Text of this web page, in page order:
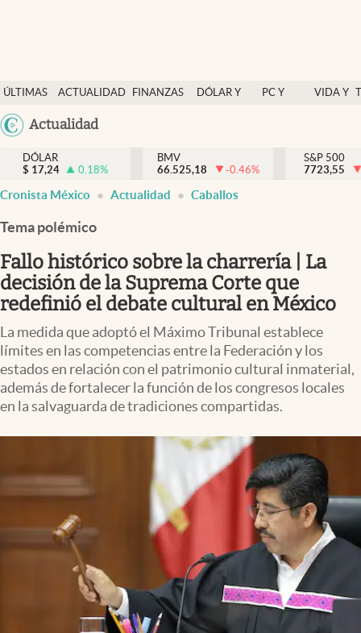
ÚLTIMAS
NOTICIAS
ACTUALIDAD
FINANZAS
DÓLAR Y
PC Y
VIDA Y
México
Actualidad
Actualidad
Finanzas y economía
Dólar y mercados
Pc y celular
Vida y estilo
Tv
Clima
Espiritualidad
México
DÓLAR
$ 17,24 0.18%
BMV
66.525,18
-0.46%
S&P 500
7723,55
Cronista México Actualidad Caballos
Tema polémico
Fallo histórico sobre la charrería | La
decisión de la Suprema Corte que
redefinió el debate cultural en México
La medida que adoptó el Máximo Tribunal establece
límites en las competencias entre la Federación y los
estados en relación con el patrimonio cultural inmaterial,
además de fortalecer la función de los congresos locales
en la salvaguarda de tradiciones compartidas.